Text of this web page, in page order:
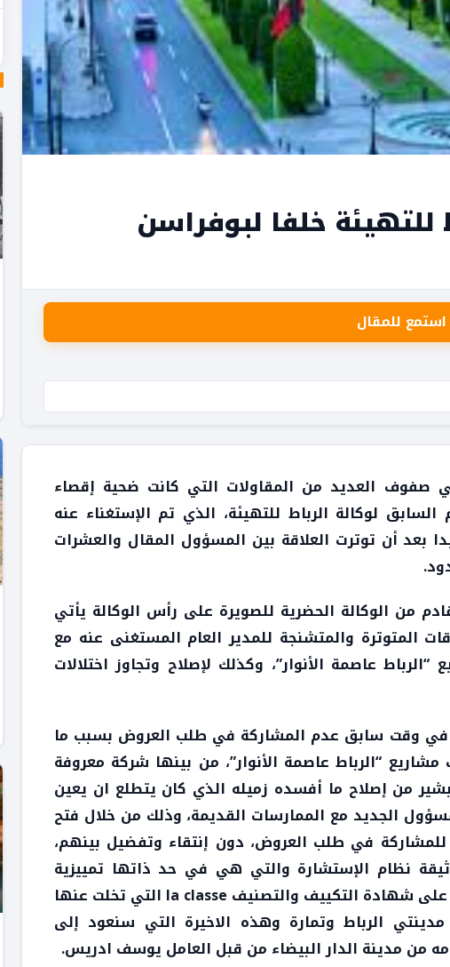
للتهيئة خلفا لبوفراسن
استمع للمقال
صفوف العديد من المقاولات التي كانت ضحية إقصاء
لوكالة الرباط للتهيئة، الذي تم الإستغناء عنه
بعد أن توترت العلاقة بين المسؤول المقال والعشرات
من الوكالة الحضرية للصويرة على رأس الوكالة يأتي
المتوترة والمتشنجة للمدير العام المستغنى عنه مع
عاصمة الأنوار”، وكذلك لإصلاح وتجاوز اختلالات
في وقت سابق عدم المشاركة في طلب العروض بسبب ما
“الرباط عاصمة الأنوار”، من بينها شركة معروفة
من إصلاح ما أفسده زميله الذي كان يتطلع ان يعين
الجديد مع الممارسات القديمة، وذلك من خلال فتح
للمشاركة في طلب العروض، دون إنتقاء وتفضيل بينهم،
نظام الإستشارة والتي هي في حد ذاتها تمييزية
للمقاولات المحظوظة، وإعادة العمل والإعتماد على شهادة التكييف والتصنيف la classe التي تخلت عنها
الرباط وتمارة وهذه الاخيرة التي سنعود إلى
من مدينة الدار البيضاء من قبل العامل يوسف ادريس.